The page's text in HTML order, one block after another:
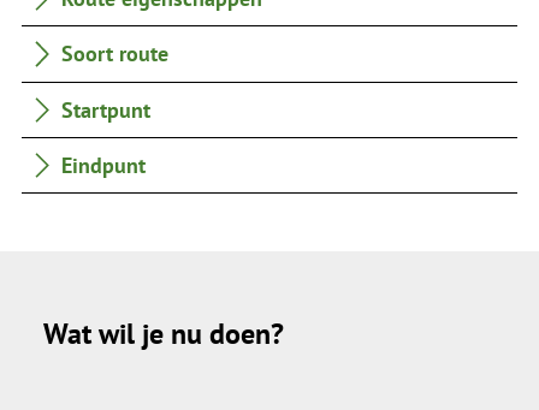
Soort route
Startpunt
Eindpunt
Wat wil je nu doen?